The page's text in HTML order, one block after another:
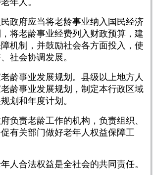
年人。
政府应当将老龄事业纳入国民经济
将老龄事业经费列入财政预算，建
机制，并鼓励社会各方面投入，使
社会协调发展。
龄事业发展规划。县级以上地方人
龄事业发展规划，制定本行政区域
划和年度计划。
负责老龄工作的机构，负责组织、
有关部门做好老年人权益保障工
人合法权益是全社会的共同责任。